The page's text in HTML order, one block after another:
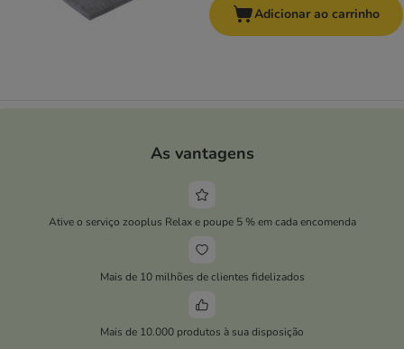
Adicionar ao carrinho
As vantagens
Ative o serviço zooplus Relax e poupe 5 % em cada encomenda
Mais de 10 milhões de clientes fidelizados
Mais de 10.000 produtos à sua disposição